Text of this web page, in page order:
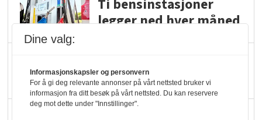
Ti bensinstasjoner
legger ned hver måned
oktan
Dine valg:
Informasjonskapsler og personvern
For å gi deg relevante annonser på vårt nettsted bruker vi
informasjon fra ditt besøk på vårt nettsted. Du kan reservere
deg mot dette under "Innstillinger".